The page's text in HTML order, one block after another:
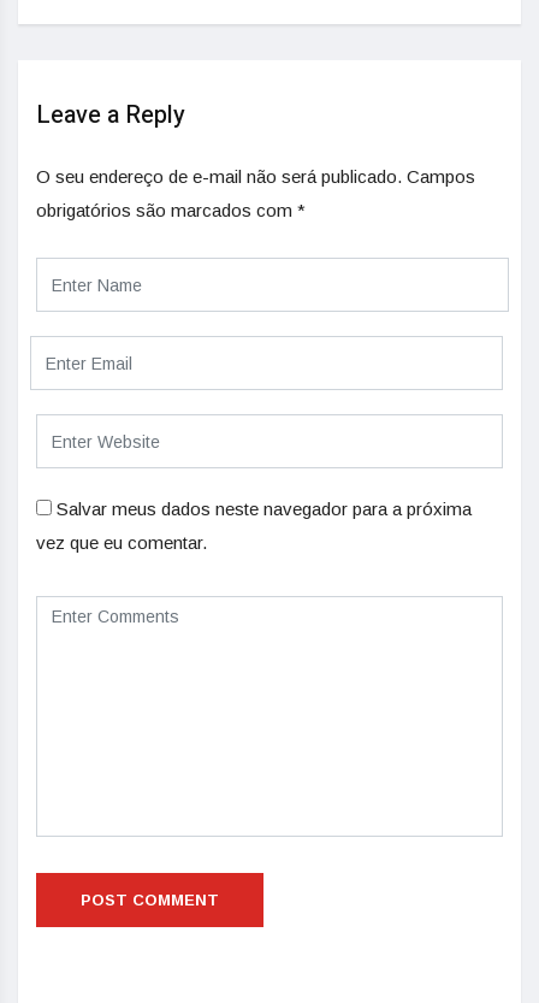
Leave a Reply
O seu endereço de e-mail não será publicado. Campos
obrigatórios são marcados com *
Salvar meus dados neste navegador para a próxima
vez que eu comentar.